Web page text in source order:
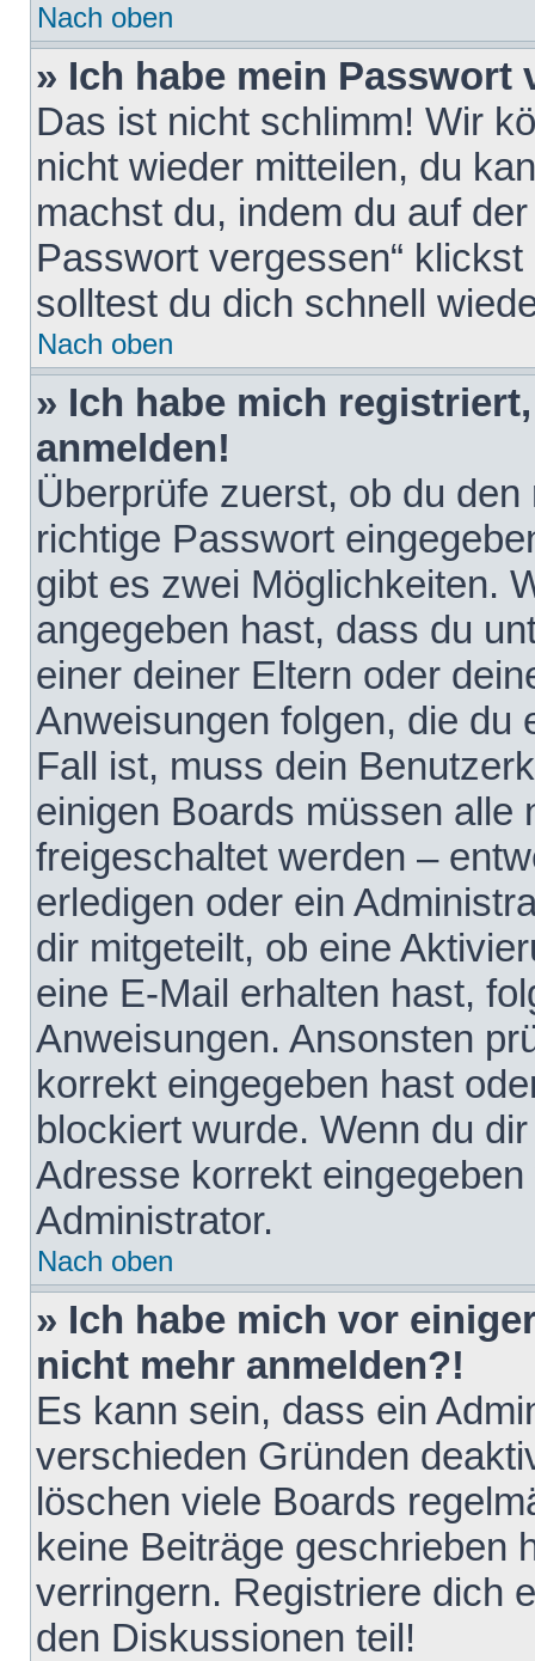
Nach oben
» Ich habe mein Passwort
Das ist nicht schlimm! Wir
nicht wieder mitteilen, du
machst du, indem du auf
Passwort vergessen“
solltest du dich schnell
Nach oben
» Ich habe mich
anmelden!
Überprüfe zuerst, ob du
richtige Passwort
gibt es zwei Möglichkeiten.
angegeben hast, dass du
einer deiner Eltern oder
Anweisungen folgen, die du
Fall ist, muss dein
einigen Boards müssen alle
freigeschaltet werden –
erledigen oder ein
dir mitgeteilt, ob eine
eine E-Mail erhalten hast,
Anweisungen. Ansonsten
korrekt eingegeben hast
blockiert wurde. Wenn du
Adresse korrekt
Administrator.
Nach oben
» Ich habe mich vor
nicht mehr anmelden?!
Es kann sein, dass ein
verschieden Gründen
löschen viele Boards
keine Beiträge geschrieben
verringern. Registriere dich
den Diskussionen teil!